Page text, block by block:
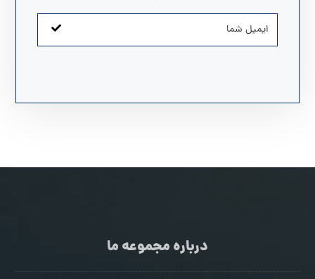
درباره مجموعه ما